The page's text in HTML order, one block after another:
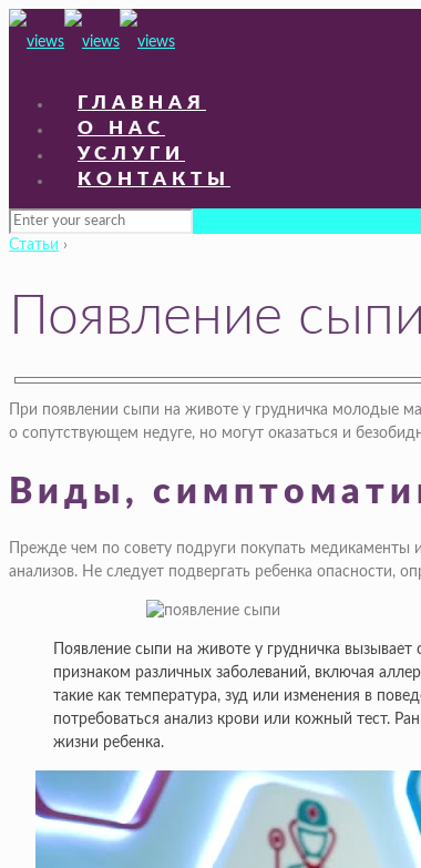
ГЛАВНАЯ
О НАС
УСЛУГИ
КОНТАКТЫ
Статьи ›
Появление
При появлении сыпи на животе у грудничка молодые
о сопутствующем недуге, но могут оказаться и
Виды,
Прежде чем по совету подруги покупать медикаменты
анализов. Не следует подвергать ребенка опасности,
Появление сыпи на животе у грудничка
признаком различных заболеваний, включая
такие как температура, зуд или изменения в
потребоваться анализ крови или кожный тест.
жизни ребенка.